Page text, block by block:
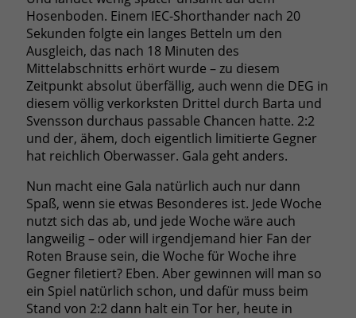
Hosenboden. Einem IEC-Shorthander nach 20
Sekunden folgte ein langes Betteln um den
Ausgleich, das nach 18 Minuten des
Mittelabschnitts erhört wurde – zu diesem
Zeitpunkt absolut überfällig, auch wenn die DEG in
diesem völlig verkorksten Drittel durch Barta und
Svensson durchaus passable Chancen hatte. 2:2
und der, ähem, doch eigentlich limitierte Gegner
hat reichlich Oberwasser. Gala geht anders.
Nun macht eine Gala natürlich auch nur dann
Spaß, wenn sie etwas Besonderes ist. Jede Woche
nutzt sich das ab, und jede Woche wäre auch
langweilig – oder will irgendjemand hier Fan der
Roten Brause sein, die Woche für Woche ihre
Gegner filetiert? Eben. Aber gewinnen will man so
ein Spiel natürlich schon, und dafür muss beim
Stand von 2:2 dann halt ein Tor her, heute in